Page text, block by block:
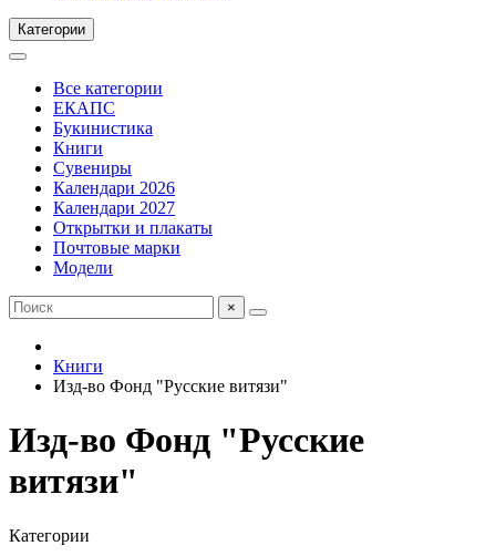
Категории
Все категории
ЕКАПС
Букинистика
Книги
Сувениры
Календари 2026
Календари 2027
Открытки и плакаты
Почтовые марки
Модели
×
Книги
Изд-во Фонд "Русские витязи"
Изд-во Фонд "Русские
витязи"
Категории